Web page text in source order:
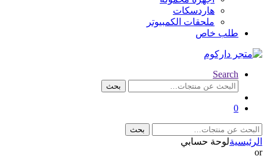
هاردسكات
ملحقات الكمبيوتر
طلب خاص
Search
البحث
بحث
0
البحث
عن:
بحث
الرئيسيةلوحة حسابي
or